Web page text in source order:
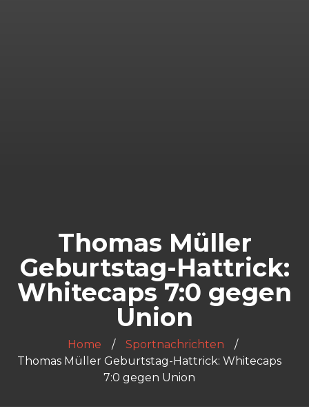
Thomas Müller
Geburtstag-Hattrick:
Whitecaps 7:0 gegen
Union
Home
Sportnachrichten
Thomas Müller Geburtstag-Hattrick: Whitecaps
7:0 gegen Union